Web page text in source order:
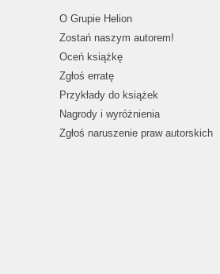
O Grupie Helion
Zostań naszym autorem!
Oceń książkę
Zgłoś erratę
Przykłady do książek
Nagrody i wyróżnienia
Zgłoś naruszenie praw autorskich